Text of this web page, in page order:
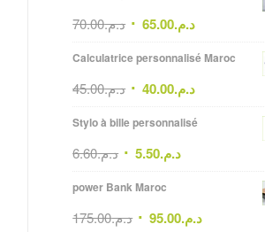
د.م.70.00 د.م.65.00
Calculatrice personnalisé Maroc
د.م.45.00 د.م.40.00
Stylo à bille personnalisé
د.م.6.60 د.م.5.50
power Bank Maroc
د.م.175.00 د.م.95.00